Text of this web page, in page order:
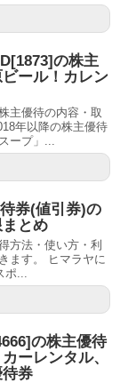
の株主
ール！カレン
主優待の内容・取
年以降の株主優待
ープ」...
券(値引券)の
とめ
方法・使い方・利
ます。 ヒマラヤに
...
の株主優待
ーレンタル、
券